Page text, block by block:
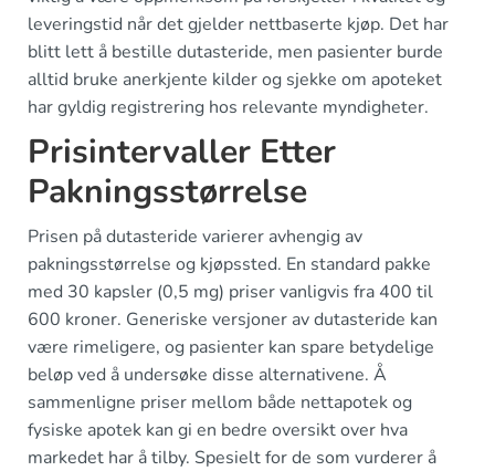
leveringstid når det gjelder nettbaserte kjøp. Det har
blitt lett å bestille dutasteride, men pasienter burde
alltid bruke anerkjente kilder og sjekke om apoteket
har gyldig registrering hos relevante myndigheter.
Prisintervaller Etter
Pakningsstørrelse
Prisen på dutasteride varierer avhengig av
pakningsstørrelse og kjøpssted. En standard pakke
med 30 kapsler (0,5 mg) priser vanligvis fra 400 til
600 kroner. Generiske versjoner av dutasteride kan
være rimeligere, og pasienter kan spare betydelige
beløp ved å undersøke disse alternativene. Å
sammenligne priser mellom både nettapotek og
fysiske apotek kan gi en bedre oversikt over hva
markedet har å tilby. Spesielt for de som vurderer å